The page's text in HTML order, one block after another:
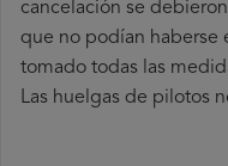
cancelación se
que no podían haberse
tomado todas las
Las huelgas de pilotos